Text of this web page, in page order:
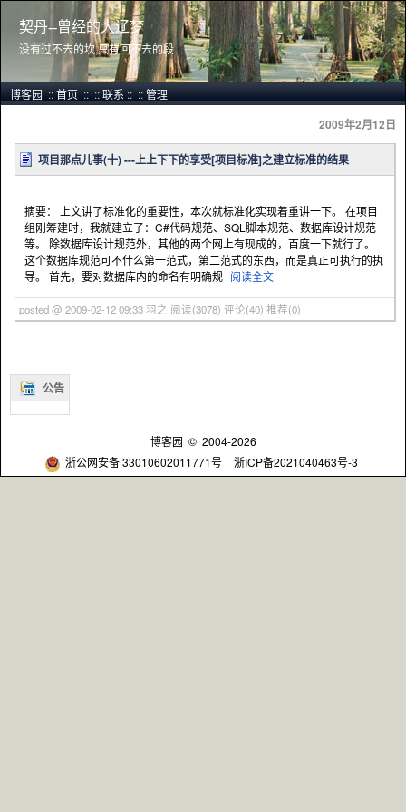
契丹--曾经的大辽梦
没有过不去的坎,只有回不去的段
博客园::首页::::联系::::管理
公告
2009年2月12日
项目那点儿事(十) ---上上下下的享受[项目标准]之建立标准的结果
摘要： 上文讲了标准化的重要性，本次就标准化实现着重讲一下。 在项目
组刚筹建时，我就建立了：C#代码规范、SQL脚本规范、数据库设计规范
等。 除数据库设计规范外，其他的两个网上有现成的，百度一下就行了。
这个数据库规范可不什么第一范式，第二范式的东西，而是真正可执行的执
导。 首先，要对数据库内的命名有明确规 阅读全文
posted @ 2009-02-12 09:33 羽之 阅读(3078) 评论(40) 推荐(0)
博客园 © 2004-2026
浙公网安备 33010602011771号
浙ICP备2021040463号-3